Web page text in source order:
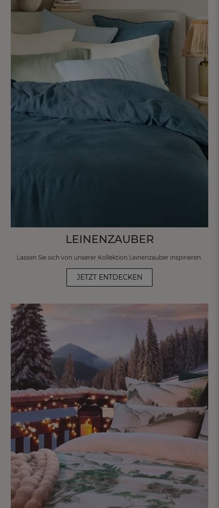
LEINENZAUBER
Lassen Sie sich von unserer Kollektion Leinenzauber inspirieren.
JETZT ENTDECKEN